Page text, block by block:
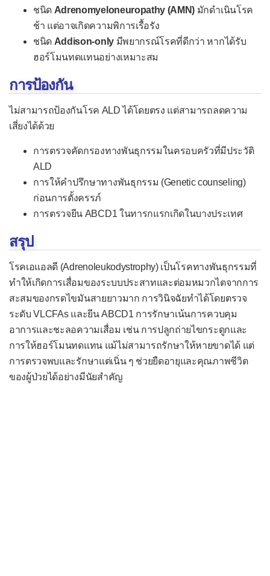
ชนิด Adrenomyeloneuropathy (AMN) มักดำเนินโรค
ช้า แต่อาจเกิดความพิการเรื้อรัง
ชนิด Addison-onlyมีพยากรณ์โรคที่ดีกว่า หากได้รับ
ฮอร์โมนทดแทนอย่างเหมาะสม
การป้องกัน
ไม่สามารถป้องกันโรค ALD ได้โดยตรง แต่สามารถลดความ
เสี่ยงได้ด้วย
การตรวจคัดกรองทางพันธุกรรมในครอบครัวที่มีประวัติ
ALD
การให้คำปรึกษาทางพันธุกรรม (Genetic counseling)
ก่อนการตั้งครรภ์
การตรวจยีน ABCD1 ในทารกแรกเกิดในบางประเทศ
สรุป
โรคเอแอลดี (Adrenoleukodystrophy) เป็นโรคทางพันธุกรรมที่
ทำให้เกิดการเสื่อมของระบบประสาทและต่อมหมวกไตจากการ
สะสมของกรดไขมันสายยาวมาก การวินิจฉัยทำได้โดยตรวจ
ระดับ VLCFAs และยีน ABCD1 การรักษาเน้นการควบคุม
อาการและชะลอความเสื่อม เช่น การปลูกถ่ายไขกระดูกและ
การให้ฮอร์โมนทดแทน แม้ไม่สามารถรักษาให้หายขาดได้ แต่
การตรวจพบและรักษาแต่เนิ่น ๆ ช่วยยืดอายุและคุณภาพชีวิต
ของผู้ป่วยได้อย่างมีนัยสำคัญ